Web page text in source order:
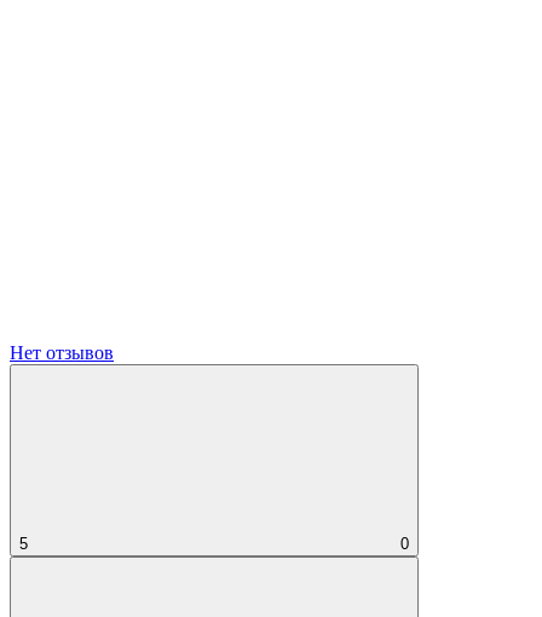
Нет отзывов
5 0